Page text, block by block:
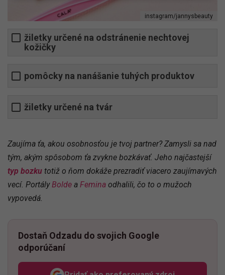
instagram/jannysbeauty
žiletky určené na odstránenie nechtovej
kožičky
pomôcky na nanášanie tuhých produktov
žiletky určené na tvár
Zaujíma ťa, akou osobnosťou je tvoj partner? Zamysli sa nad
tým, akým spôsobom ťa zvykne bozkávať. Jeho najčastejší
typ bozku totiž o ňom dokáže prezradiť viacero zaujímavých
vecí. PortályBolde a Femina odhalili, čo to o mužoch
vypovedá.
Dostaň Odzadu do svojich Google
odporúčaní